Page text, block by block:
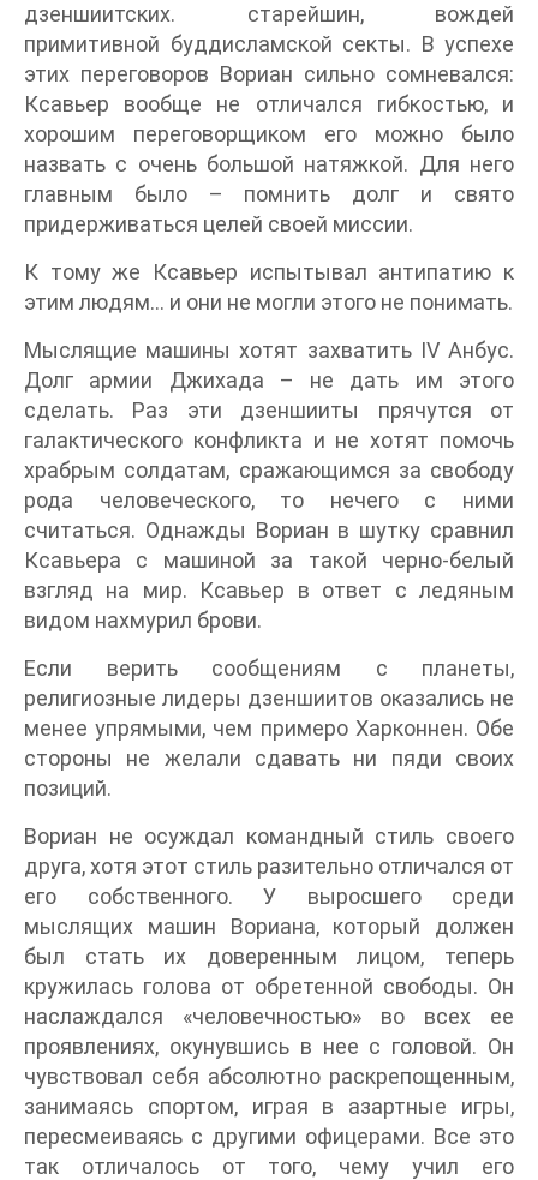
дзеншиитских. старейшин, вождей
примитивной буддисламской секты. В успехе
этих переговоров Вориан сильно сомневался:
Ксавьер вообще не отличался гибкостью, и
хорошим переговорщиком его можно было
назвать с очень большой натяжкой. Для него
главным было – помнить долг и свято
придерживаться целей своей миссии.
К тому же Ксавьер испытывал антипатию к
этим людям… и они не могли этого не понимать.
Мыслящие машины хотят захватить IV Анбус.
Долг армии Джихада – не дать им этого
сделать. Раз эти дзеншииты прячутся от
галактического конфликта и не хотят помочь
храбрым солдатам, сражающимся за свободу
рода человеческого, то нечего с ними
считаться. Однажды Вориан в шутку сравнил
Ксавьера с машиной за такой черно-белый
взгляд на мир. Ксавьер в ответ с ледяным
видом нахмурил брови.
Если верить сообщениям с планеты,
религиозные лидеры дзеншиитов оказались не
менее упрямыми, чем примеро Харконнен. Обе
стороны не желали сдавать ни пяди своих
позиций.
Вориан не осуждал командный стиль своего
друга, хотя этот стиль разительно отличался от
его собственного. У выросшего среди
мыслящих машин Вориана, который должен
был стать их доверенным лицом, теперь
кружилась голова от обретенной свободы. Он
наслаждался «человечностью» во всех ее
проявлениях, окунувшись в нее с головой. Он
чувствовал себя абсолютно раскрепощенным,
занимаясь спортом, играя в азартные игры,
пересмеиваясь с другими офицерами. Все это
так отличалось от того, чему учил его